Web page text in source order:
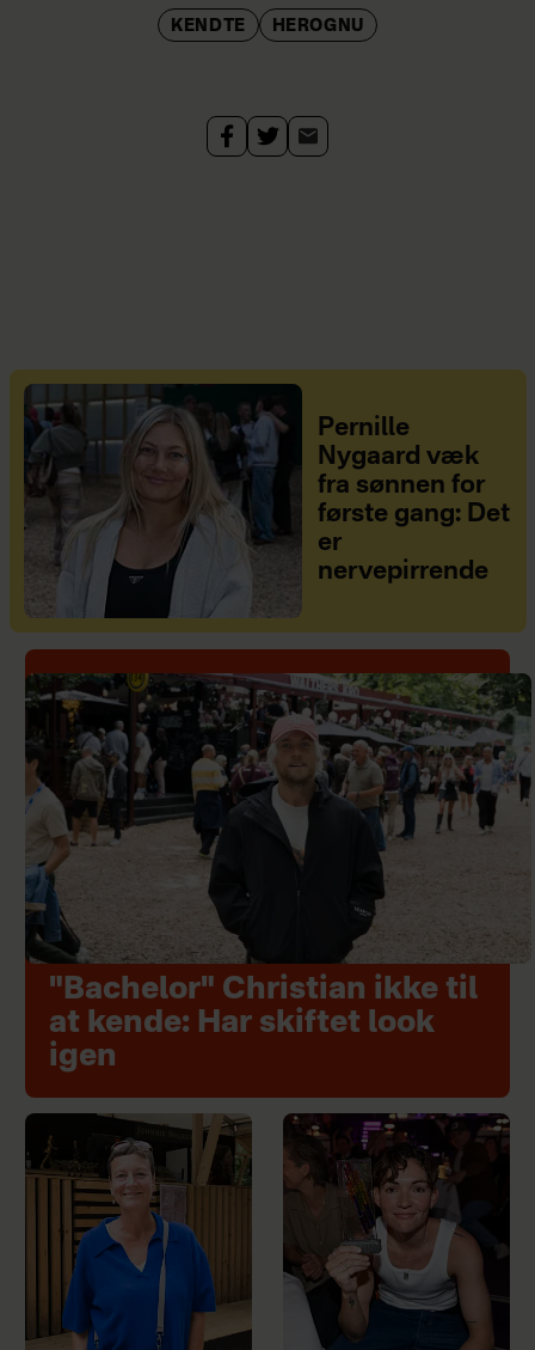
KENDTE HEROGNU
Pernille
Nygaard væk
fra sønnen for
første gang: Det
er
nervepirrende
"Bachelor" Christian ikke til
at kende: Har skiftet look
igen